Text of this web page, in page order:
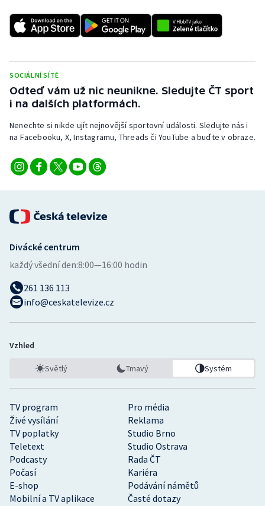
Sportovní střelba
Stolní tenis
Triatlon
Veslování
Vodní slalom
SOCIÁLNÍ SÍTĚ
Odteď vám už nic neunikne. Sledujte ČT sport
i na dalších platformách.
Nenechte si nikde ujít nejnovější sportovní události. Sledujte nás i
na Facebooku, X, Instagramu, Threads či YouTube a buďte v obraze.
TV program
Pro média
Živé vysílání
Reklama
TV poplatky
Studio Brno
Teletext
Studio Ostrava
Podcasty
Rada ČT
Počasí
Kariéra
E-shop
Podávání námětů
Mobilní a TV aplikace
Časté dotazy
Divácké centrum
každý všední den:8:00—16:00 hodin
261 136 113
info@ceskatelevize.cz
Vzhled
Světlý Tmavý Systém